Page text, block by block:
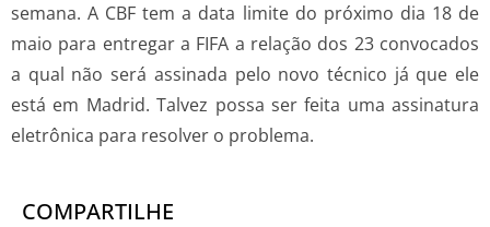
semana. A CBF tem a data limite do próximo dia 18 de
maio para entregar a FIFA a relação dos 23 convocados
a qual não será assinada pelo novo técnico já que ele
está em Madrid. Talvez possa ser feita uma assinatura
eletrônica para resolver o problema.
COMPARTILHE